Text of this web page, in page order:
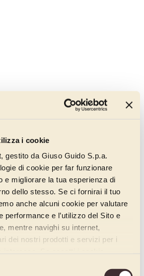
i cookie
gestito da Giuso Guido S.p.a.
di cookie per far funzionare
e migliorare la tua esperienza di
dello stesso. Se ci fornirai il tuo
anche alcuni cookie per valutare
performance e l’utilizzo del Sito e
mentre navighi su internet,
dei nostri prodotti e servizi per i
al gusto di tiramisù, a basso livello